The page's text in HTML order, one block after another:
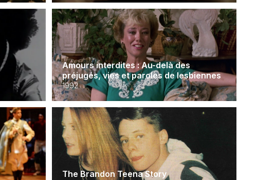
Amours interdites : Au-delà des
préjugés, vies et paroles de lesbiennes
1992
The Brandon Teena Story